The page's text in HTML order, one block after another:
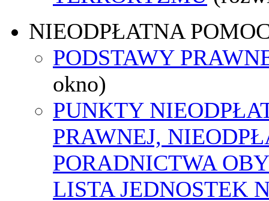
NIEODPŁATNA
PODSTAWY
okno)
PUNKTY
PRAWNEJ,
PORADNICTWA
LISTA JEDNOSTEK